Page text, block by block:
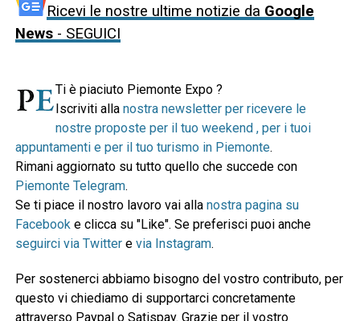
Ricevi le nostre ultime notizie da Google
News- SEGUICI
Ti è piaciuto Piemonte Expo ?
Iscriviti alla nostra newsletter per ricevere le
nostre proposte per il tuo weekend , per i tuoi
appuntamenti e per il tuo turismo in Piemonte.
Rimani aggiornato su tutto quello che succede con
Piemonte Telegram.
Se ti piace il nostro lavoro vai alla nostra pagina su
Facebooke clicca su "Like". Se preferisci puoi anche
seguirci via Twittere via Instagram.
Per sostenerci abbiamo bisogno del vostro contributo, per
questo vi chiediamo di supportarci concretamente
attraverso Paypal o Satispay. Grazie per il vostro